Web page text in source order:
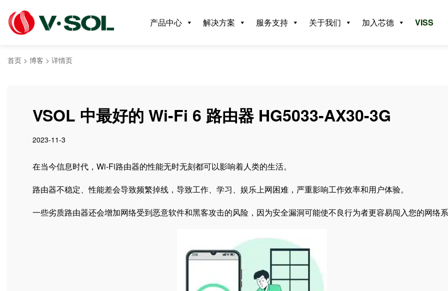
产品中心 解决方案 服务支持 关于我们 加入芯德 VISS
首页 > 博客 > 详情页
VSOL 中最好的 Wi-Fi 6 路由器 HG5033-AX30-3G
2023-11-3
在当今信息时代，Wi-Fi路由器的性能无时无刻都可以影响着人类的生活。
路由器不稳定、性能差会导致频繁掉线，导致工作、学习、娱乐上网困难，严重影响工作效率和用户体验。
一些劣质路由器还会增加网络受到恶意软件和黑客攻击的风险，因为安全漏洞可能使不良行为者更容易闯入您的网络